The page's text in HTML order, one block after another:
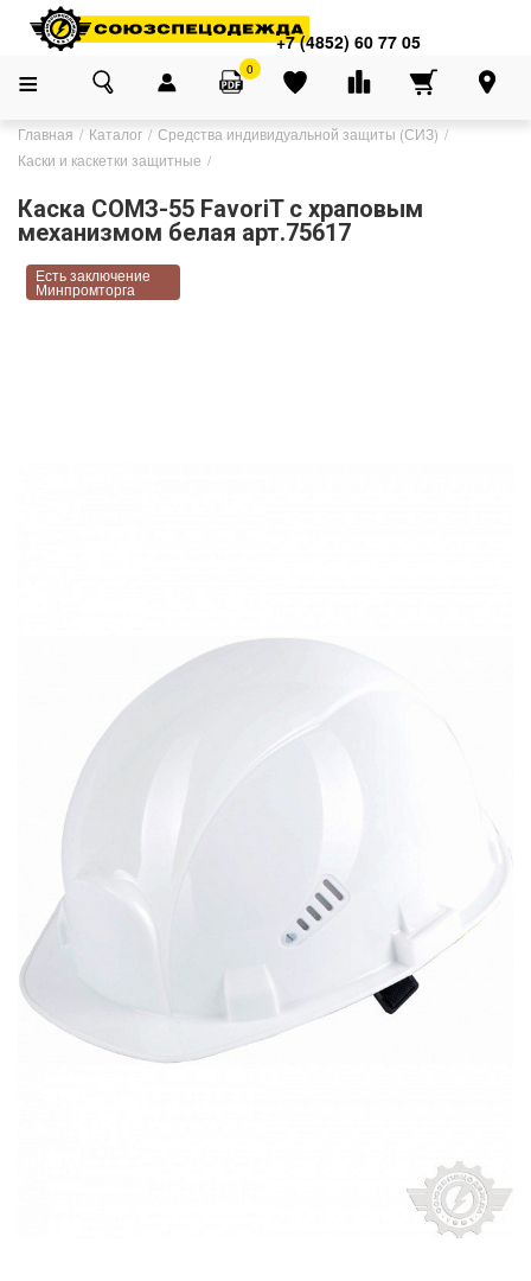
+7 (4852) 60 77 05
0
Главная Каталог
Средства индивидуальной защиты (СИЗ)
Каски и каскетки защитные
Каска СОМЗ-55 FavoriT с храповым
механизмом белая арт.75617
Есть заключение
Минпромторга